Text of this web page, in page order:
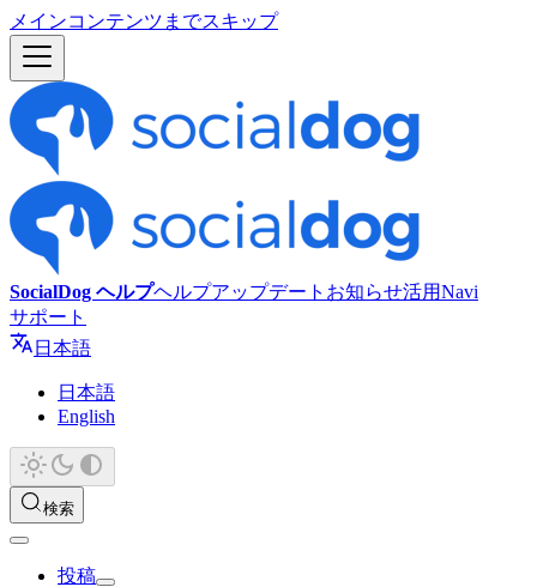
メインコンテンツまでスキップ
SocialDog ヘルプヘルプアップデート お知らせ活用Navi
サポート
日本語
日本語
English
検索
投稿